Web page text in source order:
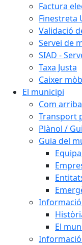
Factura
Finestreta
Validació
Servei de
SIAD -
Taxa Justa
Caixer
El municipi
Com
Transport
Plànol /
Guia del
El